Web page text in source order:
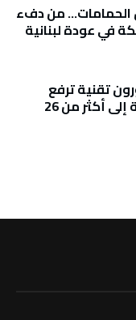
الحمامات… من دفء
في عودة لبنانية
تقنية ترفع
كفاءة خلايا شمسية إلى أكثر من 26